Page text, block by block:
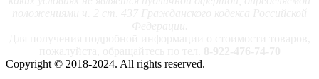
Copyright © 2018-2024. All rights reserved.